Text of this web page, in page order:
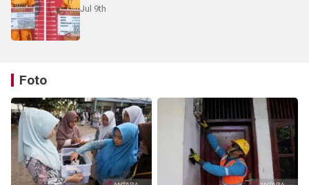
Jul 9th
Foto